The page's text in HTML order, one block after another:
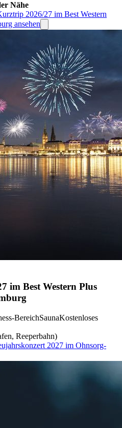
Nähe
2026/27 im Best Western
ansehen
im Best Western Plus
BereichSaunaKostenloses
Reeperbahn)
2027 im Ohnsorg-